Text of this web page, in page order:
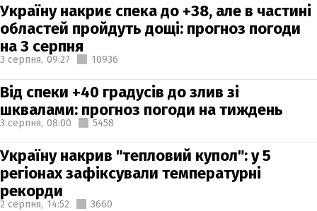
Україну накриє спека до +38, але в частині
областей пройдуть дощі: прогноз погоди
на 3 серпня
3 серпня, 09:27 10936
Від спеки +40 градусів до злив зі
шквалами: прогноз погоди на тиждень
3 серпня, 08:00 5458
Україну накрив "тепловий купол": у 5
регіонах зафіксували температурні
рекорди
2 серпня, 14:52 3660